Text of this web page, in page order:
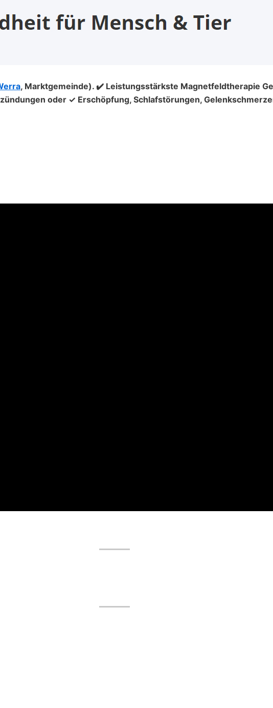
, Marktgemeinde). ✔️ Leistungsstärkste Magnetfeldtherapie
oder ✓ Erschöpfung, Schlafstörungen,